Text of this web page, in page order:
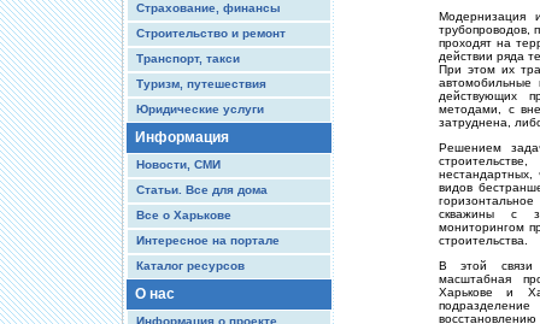
Страхование, финансы
Строительство и ремонт
Транспорт, такси
Туризм, путешествия
Юридические услуги
Информация
Новости, СМИ
Статьи. Все для дома
Все о Харькове
Интересное на портале
Каталог ресурсов
О нас
Информация о проекте
Модернизация
трубопроводов,
проходят на
действии ряда
При этом их
автомобильные
действующих
методами, с
затруднена,
Решением
нестандартных,
видов
скважины с
мониторингом
строительства.
В этой связи
масштабная
Харькове и